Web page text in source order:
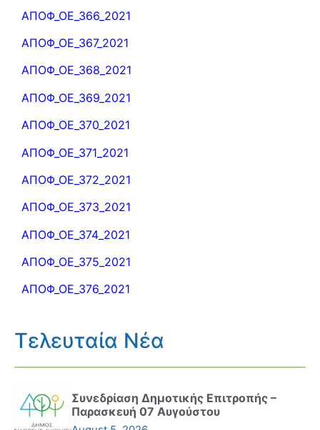
ΑΠΟΦ_ΟΕ_366_2021
ΑΠΟΦ_ΟΕ_367_2021
ΑΠΟΦ_ΟΕ_368_2021
ΑΠΟΦ_ΟΕ_369_2021
ΑΠΟΦ_ΟΕ_370_2021
ΑΠΟΦ_ΟΕ_371_2021
ΑΠΟΦ_ΟΕ_372_2021
ΑΠΟΦ_ΟΕ_373_2021
ΑΠΟΦ_ΟΕ_374_2021
ΑΠΟΦ_ΟΕ_375_2021
ΑΠΟΦ_ΟΕ_376_2021
Τελευταία Νέα
Συνεδρίαση Δημοτικής Επιτροπής –
Παρασκευή 07 Αυγούστου